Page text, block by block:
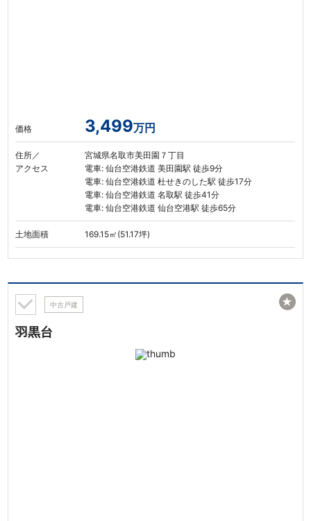
価格 3,499万円
住所／
アクセス
宮城県名取市美田園７丁目
電車: 仙台空港鉄道 美田園駅 徒歩9分
電車: 仙台空港鉄道 杜せきのした駅 徒歩17分
電車: 仙台空港鉄道 名取駅 徒歩41分
電車: 仙台空港鉄道 仙台空港駅 徒歩65分
土地面積 169.15㎡(51.17坪)
中古戸建
羽黒台
★